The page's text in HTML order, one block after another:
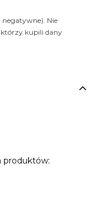
Nie
kupili dany
produktów: